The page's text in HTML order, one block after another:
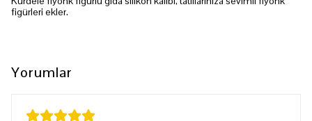
figürleri ekler.
Yorumlar